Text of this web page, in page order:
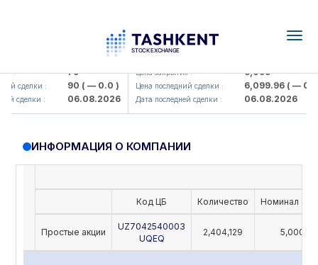
: 79
сделки : 90( — 0.0 )
сделки : 06.08.2026
UZMK (<O'zmetkombinat> AJ)
Цена закрытия : 6,099
Цена последний сделки : 6,099.96( — 0.0 )
Дата последней сделки : 06.08.2026
ИНФОРМАЦИЯ О КОМПАНИИ
Код ЦБ Количество Номинал
Простые акции
UZ7042540003
UQEQ
2,404,129 5,000